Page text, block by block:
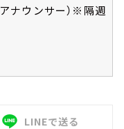
ナウンサー）※隔週
LINEで送る